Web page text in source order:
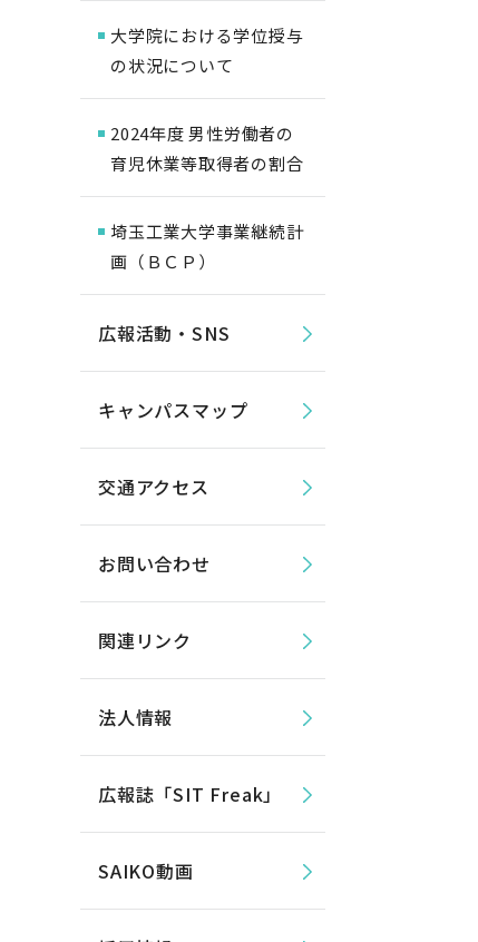
大学院における学位授与
の状況について
2024年度 男性労働者の
育児休業等取得者の割合
埼玉工業大学事業継続計
画（ＢＣＰ）
広報活動・SNS
キャンパスマップ
交通アクセス
お問い合わせ
関連リンク
法人情報
広報誌「SIT Freak」
SAIKO動画